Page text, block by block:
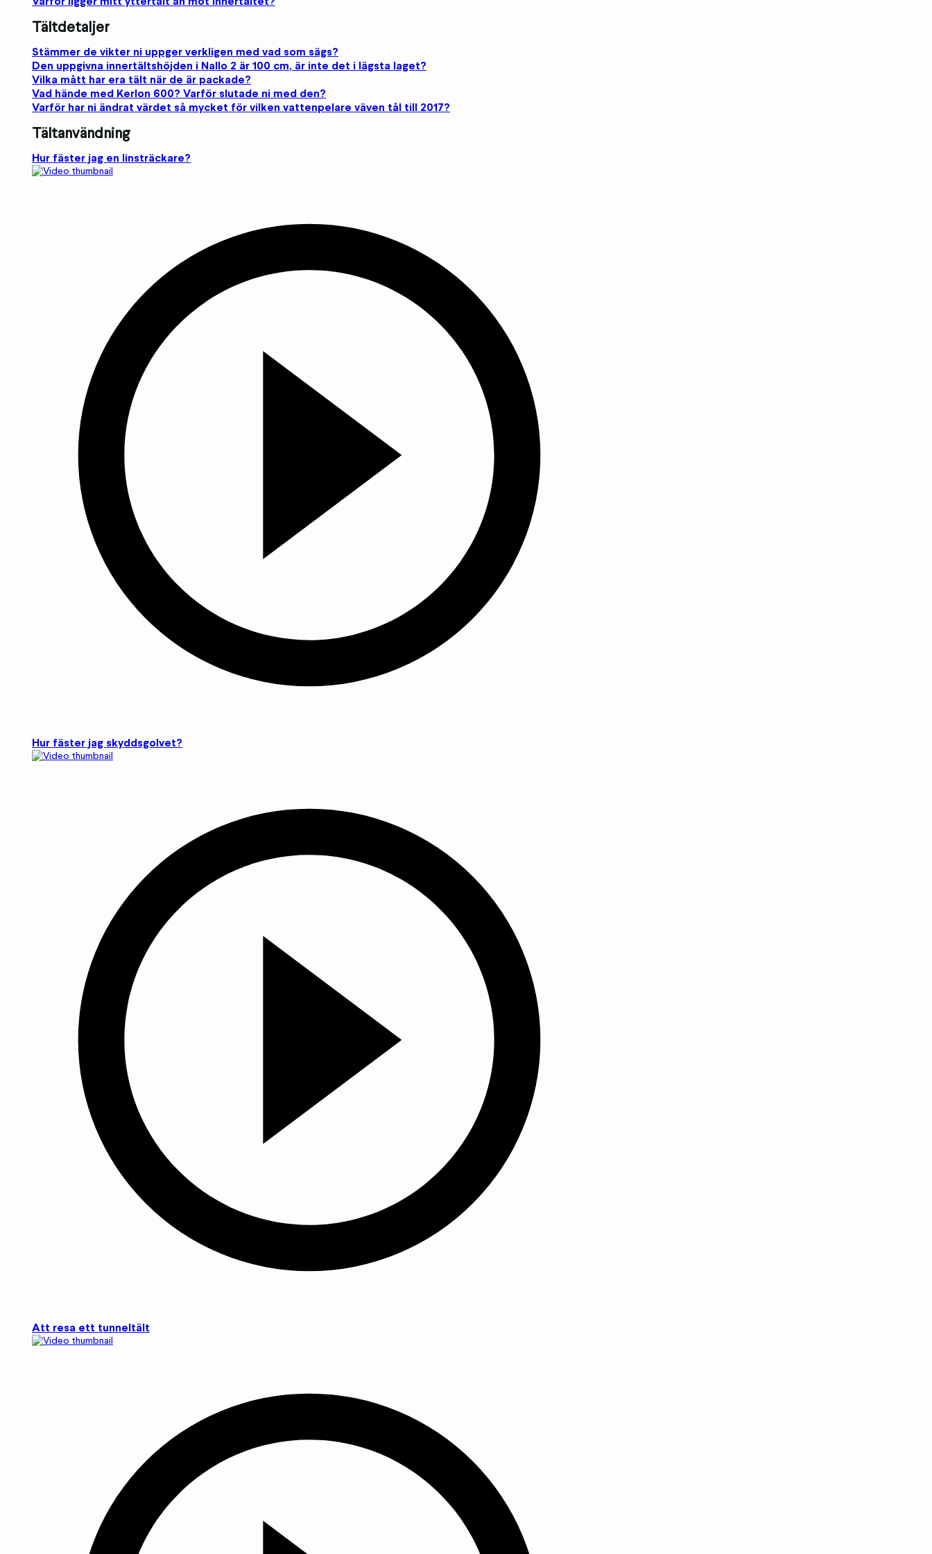
Tältdetaljer
Stämmer de vikter ni uppger verkligen med vad som sägs?
Den uppgivna innertältshöjden i Nallo 2 är 100 cm, är inte det i lägsta laget?
Vilka mått har era tält när de är packade?
Vad hände med Kerlon 600? Varför slutade ni med den?
Varför har ni ändrat värdet så mycket för vilken vattenpelare väven tål till 2017?
Tältanvändning
Hur fäster jag en linsträckare?
Hur fäster jag skyddsgolvet?
Att resa ett tunneltält